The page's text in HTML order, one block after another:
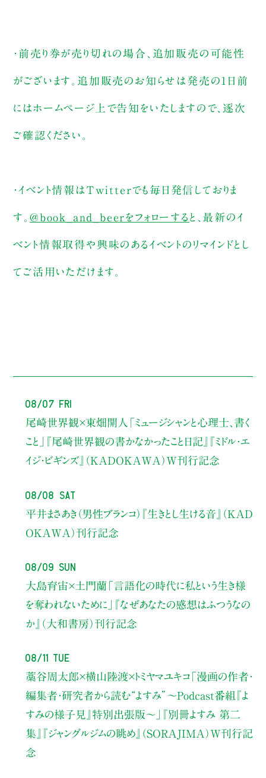
・前売り券が売り切れの場合、追加販売の可能性
がございます。追加販売のお知らせは発売の1日前
にはホームページ上で告知をいたしますので、逐次
ご確認ください。
・イベント情報はTwitterでも毎日発信しておりま
す。 @book_and_beerをフォローする と、最新のイ
ベント情報取得や興味のあるイベントのリマインドとし
てご活用いただけます。
08/07 Fri
尾崎世界観×東畑開人
「ミュージシャンと心理士、書く
こと」
『尾崎世界観の書かなかったこと日記』『ミドル・エ
イジ・ビギンズ』（KADOKAWA）W刊行記念
08/08 Sat
平井まさあき（男性ブランコ） 『生きとし生ける音』（KAD
OKAWA）刊行記念
08/09 Sun
大島育宙×土門蘭 「言語化の時代に私という生き様
を奪われないために」
『なぜあなたの感想はふつうなの
か』（大和書房）刊行記念
08/11 Tue
藁谷周太郎×横山陸渡×トミヤマユキコ「漫画の作者・
編集者・研究者から読む“よすみ” 〜Podcast番組『よ
すみの様子見』特別出張版〜」
『別冊よすみ 第二
集』『ジャングルジムの眺め』（SORAJIMA）W刊行記
念